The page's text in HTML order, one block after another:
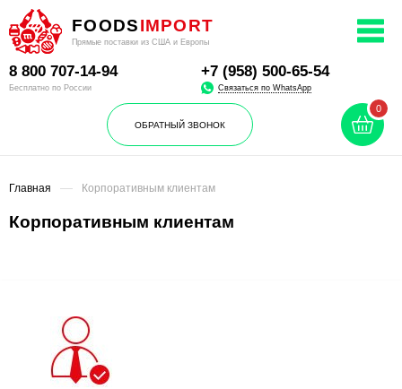
FOODSIMPORT
Прямые поставки из США и Европы
8 800 707-14-94
Бесплатно по России
+7 (958) 500-65-54
Связаться по WhatsApp
ОБРАТНЫЙ ЗВОНОК
0
Главная Корпоративным клиентам
Корпоративным клиентам